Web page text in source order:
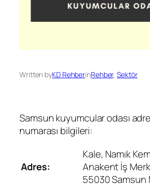
Written byKD RehberinRehber, Sektör
Samsun kuyumcular odası
numarası bilgileri:
Adres:
Kale, Namık
Anakent İş
55030 Samsun